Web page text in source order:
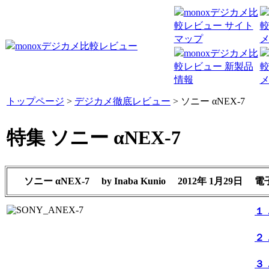
トップページ > デジカメ徹底レビュー > ソニー αNEX-7
特集 ソニー αNEX-7
ソニー αNEX-7 by Inaba Kunio 2012年 1月29日 電
１
２
３